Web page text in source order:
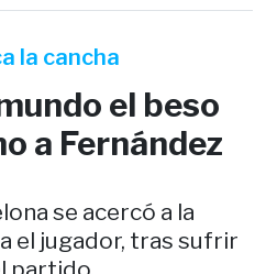
la cancha
el beso
a Fernández
se acercó a la
el jugador, tras sufrir